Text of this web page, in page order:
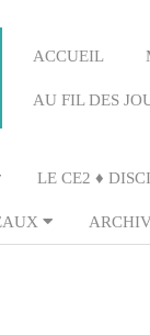
Primary
Menu
ACCUEIL
AU FIL DES
LE CE2 ♦